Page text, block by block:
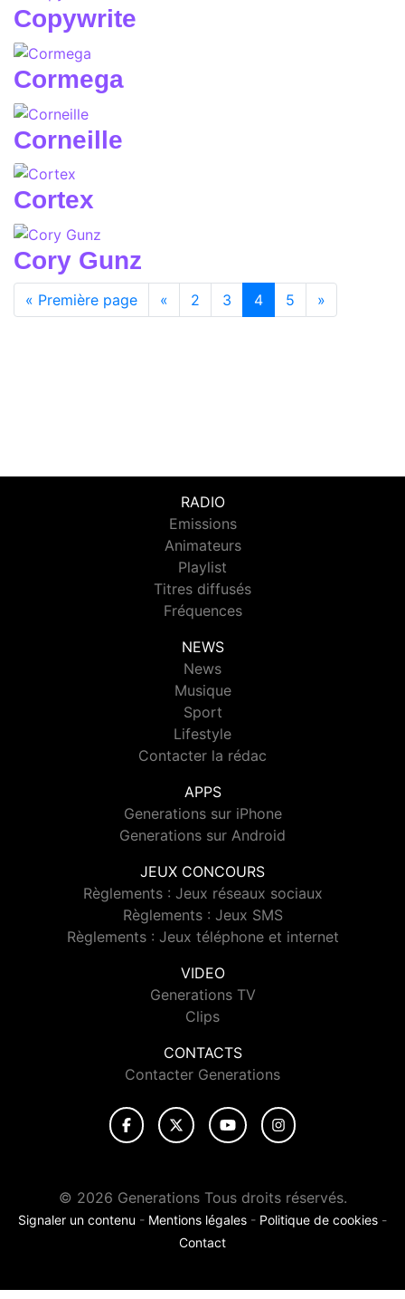
Copywrite
Cormega
Corneille
Cortex
Cory Gunz
« Première page « 2 3 4(current)
5 »
RADIO
Emissions
Animateurs
Playlist
Titres diffusés
Fréquences
NEWS
News
Musique
Sport
Lifestyle
Contacter la rédac
APPS
Generations sur iPhone
Generations sur Android
JEUX CONCOURS
Règlements : Jeux réseaux sociaux
Règlements : Jeux SMS
Règlements : Jeux téléphone et internet
VIDEO
Generations TV
Clips
CONTACTS
Contacter Generations
© 2026 Generations Tous droits réservés.
Signaler un contenu - Mentions légales - Politique de cookies -
Contact